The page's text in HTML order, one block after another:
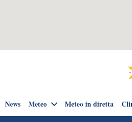
News Meteo Meteo in diretta